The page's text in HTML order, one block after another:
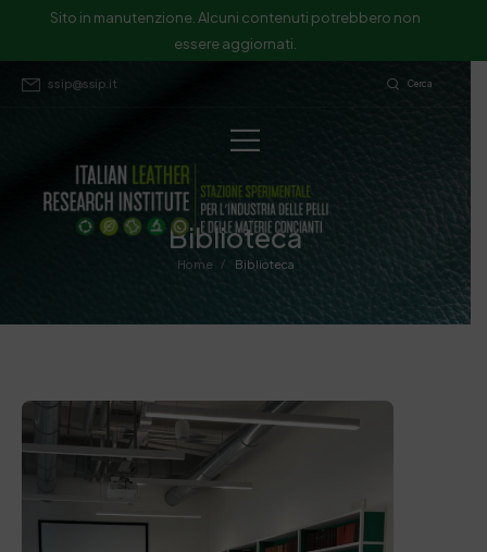
Sito in manutenzione. Alcuni contenuti potrebbero non
essere aggiornati.
ssip@ssip.it Cerca
Biblioteca
Home / Biblioteca